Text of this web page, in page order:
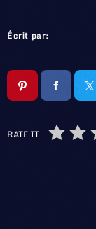
Écrit par:
RATE IT